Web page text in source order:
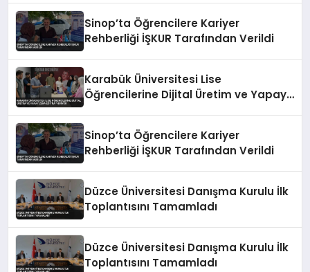
Sinop’ta Öğrencilere Kariyer
Rehberliği İŞKUR Tarafından Verildi
Karabük Üniversitesi Lise
Öğrencilerine Dijital Üretim ve Yapay
Sinop’ta Öğrencilere Kariyer
Rehberliği İŞKUR Tarafından Verildi
Düzce Üniversitesi Danışma Kurulu İlk
Toplantısını Tamamladı
Düzce Üniversitesi Danışma Kurulu İlk
Toplantısını Tamamladı